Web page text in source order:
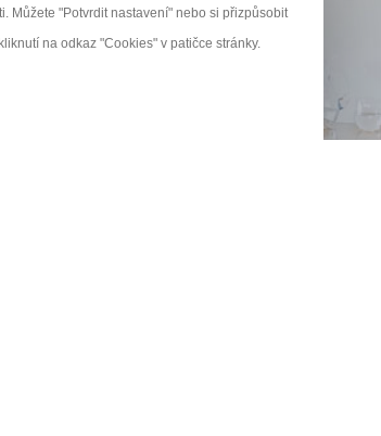
Můžete "Potvrdit nastavení" nebo si přizpůsobit
na odkaz "Cookies" v patičce stránky.